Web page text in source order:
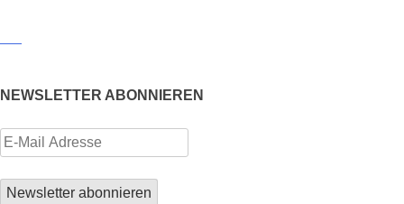
NEWSLETTER ABONNIEREN